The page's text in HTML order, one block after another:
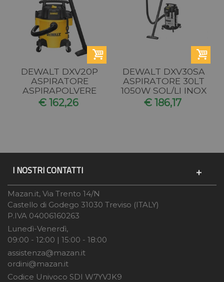
DEWALT DXV20P
ASPIRATORE
ASPIRAPOLVERE
ASPIRATUTTO
20LT 1050W...
€ 162,26
DEWALT DXV30SA
ASPIRATORE 30LT
1050W SOL/LI INOX
€ 186,17
I NOSTRI CONTATTI
Mazan.it, Via Trento 14/N
Castello di Godego 31030 Treviso (ITALY)
P.IVA 04006160263
Lunedì-Venerdì,
09:00 - 12:00 | 15:00 - 18:00
assistenza@mazan.it
ordini@mazan.it
Codice Univoco SDI W7YVJK9